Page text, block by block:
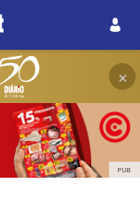
×
PUB